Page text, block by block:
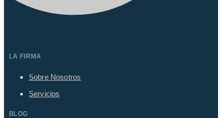
LA FIRMA
Sobre Nosotros
Servicios
BLOG